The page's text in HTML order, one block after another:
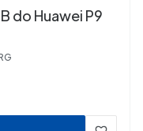
do Huawei P9